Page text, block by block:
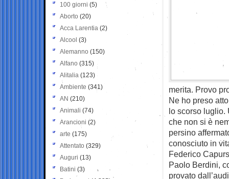
merita. Provo
Ne ho preso
lo scorso luglio.
che non si è
persino
conosciuto in
Federico
Paolo Berdini,
provato
100 giorni (5)
Aborto (20)
Acca Larentia (2)
Alcool (3)
Alemanno (150)
Alfano (315)
Alitalia (123)
Ambiente (341)
AN (210)
Animali (74)
Arancioni (2)
arte (175)
Attentato (329)
Auguri (13)
Batini (3)